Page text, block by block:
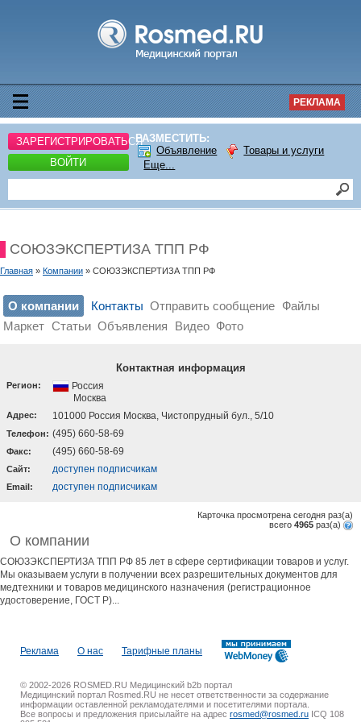
РЕКЛАМА
ЗАРЕГИСТРИРОВАТЬСЯ
ВОЙТИ
РАЗМЕСТИТЬ:
Объявление
Товары и услуги
Еще...
СОЮЗЭКСПЕРТИЗА ТПП РФ
Главная » Компании » СОЮЗЭКСПЕРТИЗА ТПП РФ
О компании Контакты Отправить сообщение Файлы
Маркет Статьи Объявления Видео Фото
Контактная информация
Регион:
Россия
Москва
Адрес: 101000 Россия Москва, Чистопрудный бул., 5/10
Телефон: (495) 660-58-69
Факс: (495) 660-58-69
Cайт: доступен подписчикам
Email: доступен подписчикам
Карточка просмотрена сегодня раз(a)
всего 4965 раз(a)
О компании
СОЮЗЭКСПЕРТИЗА ТПП РФ 85 лет в сфере сертификации товаров и услуг.
Мы оказываем услуги в получении всех разрешительных документов для
медтехники и товаров медицинского назначения (регистрационное
удостоверение, ГОСТ Р)...
Реклама О нас Тарифные планы
© 2002-2026 ROSMED.RU Медицинский b2b портал
Медицинский портал Rosmed.RU не несет ответственности за содержание
информации оставленной рекламодателями и посетителями портала.
Все вопросы и предложения присылайте на адрес rosmed@rosmed.ru ICQ 108